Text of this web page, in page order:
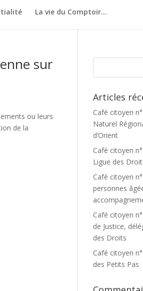
La vie du Comptoir…
sur
ou leurs
de la
Articles
Café citoyen
Naturel
d’Orient
Café citoyen
Ligue des
Café citoyen
personnes
Café citoyen
de Justice,
des Droits
Café citoyen
des Petits Pas